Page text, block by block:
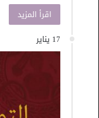
اقرأ المزيد
17 يناير